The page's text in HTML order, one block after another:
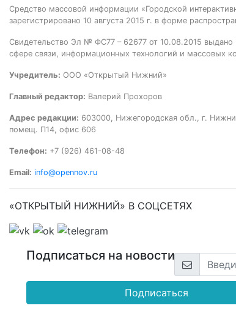
Средство массовой информации «Городской
зарегистрировано 10 августа 2015 г. в форме
Свидетельство Эл № ФС77 – 62677 от 10.08.2015
сфере связи, информационных технологий и массовых
Учредитель: ООО «Открытый Нижний»
Главный редактор: Валерий Прохоров
Адрес редакции: 603000, Нижегородская обл., г.
помещ. П14, офис 606
Телефон: +7 (926) 461-08-48
Email: info@opennov.ru
«ОТКРЫТЫЙ НИЖНИЙ» В СОЦСЕТЯХ
Подписаться на новости
Подписаться